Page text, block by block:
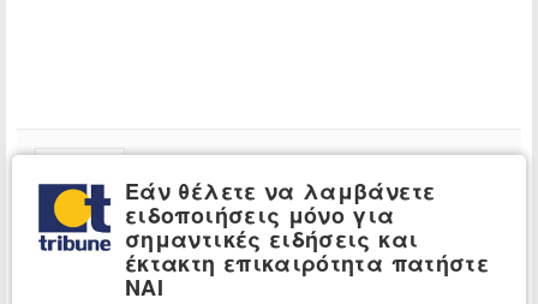
Αίθουσα Σύνταξης
Τμήμα ειδήσεων tribune.gr
Εάν θέλετε να λαμβάνετε
ειδοποιήσεις μόνο για
σημαντικές ειδήσεις και
έκτακτη επικαιρότητα πατήστε
ΝΑΙ